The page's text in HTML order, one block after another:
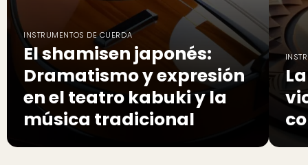
INSTRUMENTOS DE CUERDA
El shamisen japonés:
Dramatismo y expresión
en el teatro kabuki y la
música tradicional